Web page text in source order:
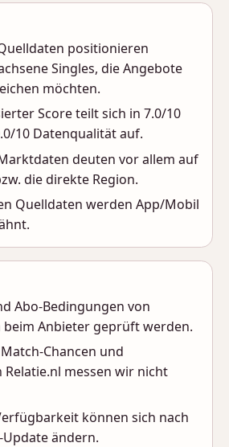
positionieren
Singles, die Angebote
möchten.
Score teilt sich in 7.0/10
10 Datenqualität auf.
deuten vor allem auf
die direkte Region.
Quelldaten werden App/Mobil
Abo-Bedingungen von
beim Anbieter geprüft werden.
Chancen und
messen wir nicht
können sich nach
ändern.